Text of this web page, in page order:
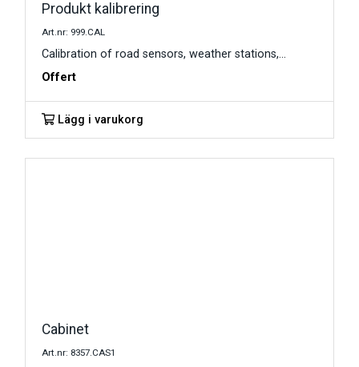
Produkt kalibrering
Art.nr: 999.CAL
Calibration of road sensors, weather stations,...
Offert
Lägg i varukorg
Cabinet
Art.nr: 8357.CAS1